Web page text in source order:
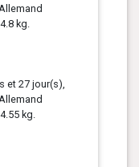
kg.
et 27 jour(s),
kg.